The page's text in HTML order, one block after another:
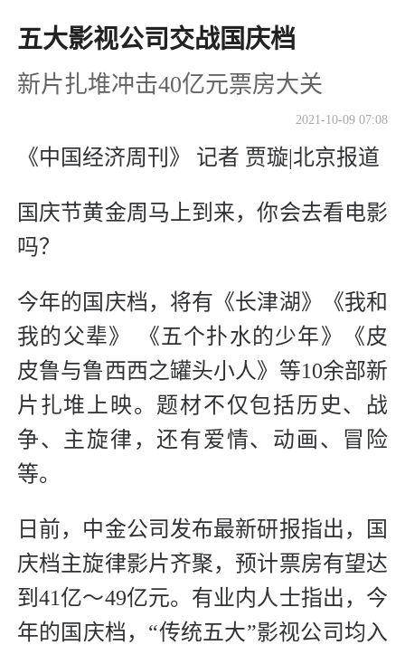
五大影视公司交战国庆档
新片扎堆冲击40亿元票房大关
2021-10-09 07:08
《中国经济周刊》 记者 贾璇|北京报道
国庆节黄金周马上到来，你会去看电影
吗？
今年的国庆档，将有《长津湖》《我和
我的父辈》 《五个扑水的少年》《皮
皮鲁与鲁西西之罐头小人》等10余部新
片扎堆上映。题材不仅包括历史、战
争、主旋律，还有爱情、动画、冒险
等。
日前，中金公司发布最新研报指出，国
庆档主旋律影片齐聚，预计票房有望达
到41亿～49亿元。有业内人士指出，今
年的国庆档，“传统五大”影视公司均入